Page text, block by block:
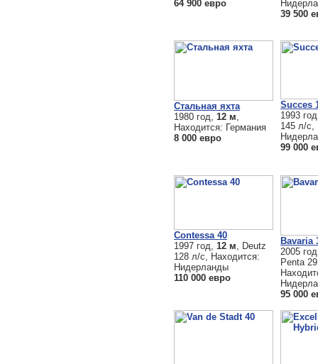
64 900 евро
39 500
Стальная яхта
1980 год, 12 м
Находится: Германия
8 000 евро
Succes
1993
145 л/с,
99 000
Contessa 40
1997 год, 12 м , Deutz
128 л/с, Находится:
Нидерланды
110 000 евро
Bavaria
2005
Penta
95 000